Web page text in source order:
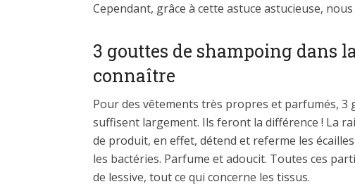
Cependant, grâce à cette astuce astucieuse,
3 gouttes de shampoing dans
connaître
Pour des vêtements très propres et parfumés,
suffisent largement. Ils feront la différence ! La
de produit, en effet, détend et referme les
les bactéries. Parfume et adoucit. Toutes ces
de lessive, tout ce qui concerne les tissus.